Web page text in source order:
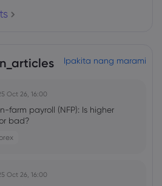
Ipakita nang marami
Oct 26, 16:00
farm payroll (NFP): Is higher
bad?
Oct 26, 16:00